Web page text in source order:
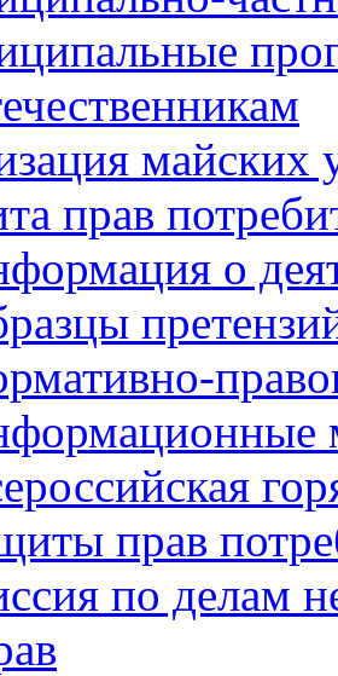
майских
прав
о
прав
по делам